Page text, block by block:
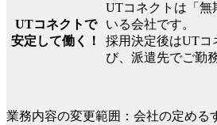
UTコネクトで
安定して働く！
UTコネクトは「無
いる会社です。
採用決定後はUTコ
び、派遣先でご勤
業務内容の変更範囲：会社の定める